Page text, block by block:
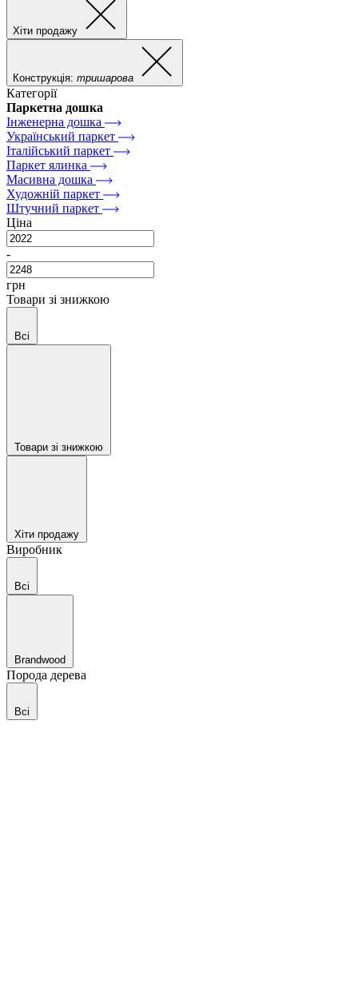
Хіти продажу
Конструкція: тришарова
Категорії
Паркетна дошка
Інженерна дошка
Український паркет
Італійський паркет
Паркет ялинка
Масивна дошка
Художній паркет
Штучний паркет
Ціна
-
грн
Товари зі знижкою
Всі
Товари зі знижкою
Хіти продажу
Виробник
Всі
Brandwood
Порода дерева
Всі